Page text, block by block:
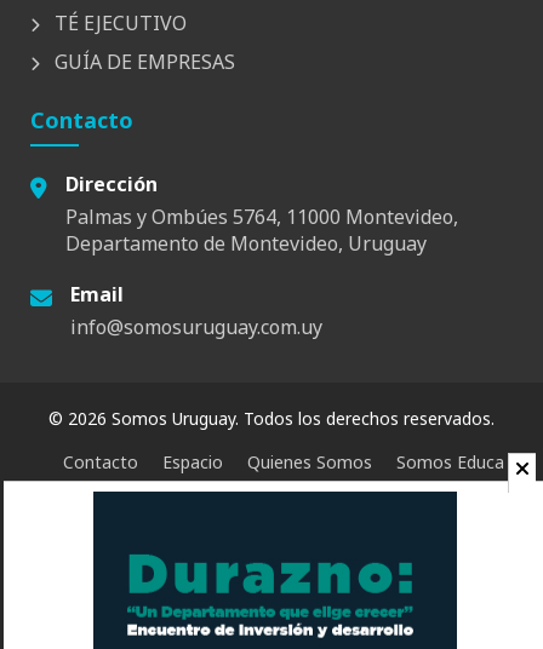
TÉ EJECUTIVO
GUÍA DE EMPRESAS
Contacto
Dirección
Palmas y Ombúes 5764, 11000 Montevideo,
Departamento de Montevideo, Uruguay
Email
info@somosuruguay.com.uy
© 2026 Somos Uruguay. Todos los derechos reservados.
Contacto
Espacio Quienes Somos Somos Educa